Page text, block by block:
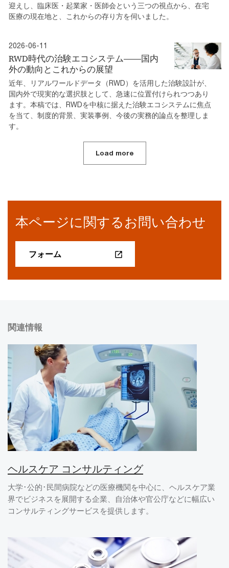
迎えし、臨床医・起業家・医師会という三つの視点から、在宅
医療の現在地と、これからの存り方を伺いました。
2026-06-11
RWD時代の治験エコシステム――国内
外の動向とこれからの展望
近年、リアルワールドデータ（RWD）を活用した治験設計が、
国内外で現実的な選択肢として、急速に位置付けられつつあり
ます。本稿では、RWDを中核に据えた治験エコシステムに焦点
を当て、制度的背景、実装事例、今後の実務的論点を整理しま
す。
Load more
本ページに関するお問い合わせ
フォーム
関連情報
ヘルスケア コンサルティング
大学･公的･民間病院などの医療機関を中心に、ヘルスケア業
界でビジネスを展開する企業、自治体や官公庁などに幅広い
コンサルティングサービスを提供します。